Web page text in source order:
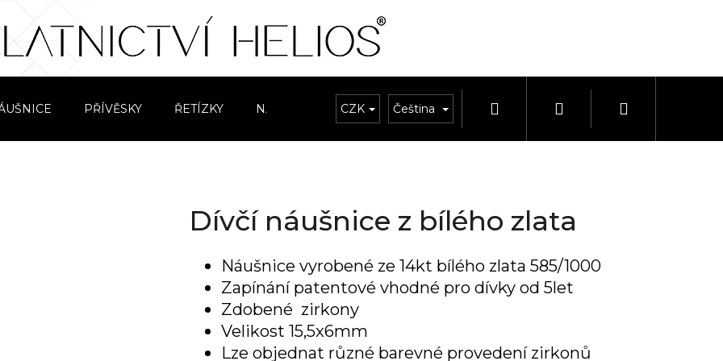
PŘÍVĚSKY ŘETÍZKY NÁRAMKY SOUPRAVY HODINKY A ŘEMÍNKY HODINY A BUDÍKY
CZK Čeština Hledat PřihlášeníNákupní
košík
Dívčí náušnice z bílého zlata
Náušnice vyrobené ze 14kt bílého zlata 585/1000
Zapínání patentové vhodné pro dívky od 5let
Zdobené zirkony
Velikost 15,5x6mm
Lze objednat různé barevné provedení zirkonů